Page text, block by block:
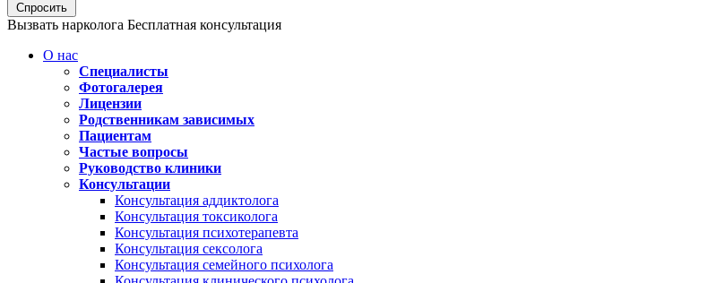
Спросить
Вызвать нарколога Бесплатная консультация
О нас
Специалисты
Фотогалерея
Лицензии
Родственникам зависимых
Пациентам
Частые вопросы
Руководство клиники
Консультации
Консультация аддиктолога
Консультация токсиколога
Консультация психотерапевта
Консультация сексолога
Консультация семейного психолога